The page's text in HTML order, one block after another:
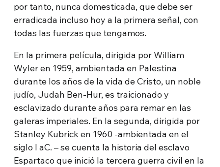
por tanto, nunca domesticada, que debe ser
erradicada incluso hoy a la primera señal, con
todas las fuerzas que tengamos.
En la primera película, dirigida por William
Wyler en 1959, ambientada en Palestina
durante los años de la vida de Cristo, un noble
judío, Judah Ben-Hur, es traicionado y
esclavizado durante años para remar en las
galeras imperiales. En la segunda, dirigida por
Stanley Kubrick en 1960 -ambientada en el
siglo I aC. – se cuenta la historia del esclavo
Espartaco que inició la tercera guerra civil en la